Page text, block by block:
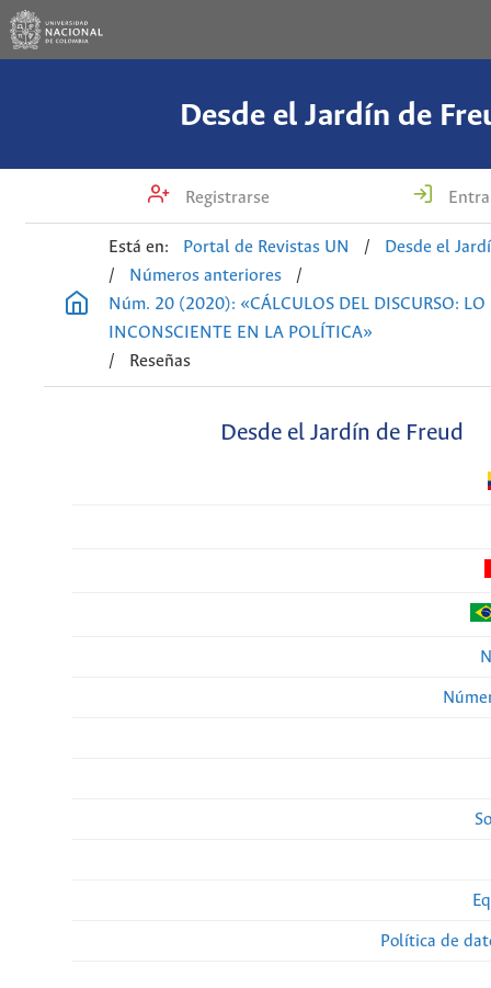
Desde el Jardín de
Registrarse
Está en: Portal de Revistas UN /
Desde el
/
Números anteriores
/
Núm. 20 (2020): «CÁLCULOS DEL DISCURSO: LO
INCONSCIENTE EN LA POLÍTICA»
/
Reseñas
Desde el Jardín de Freud
Política de